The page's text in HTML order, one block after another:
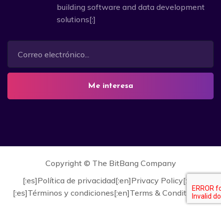
building software and data development
solutions[:]
Me interesa
Copyright © The BitBang Company
[:es]Política de privacidad[:en]Privacy Policy[:]
[:es]Términos y condiciones[:en]Terms & Conditions[:]